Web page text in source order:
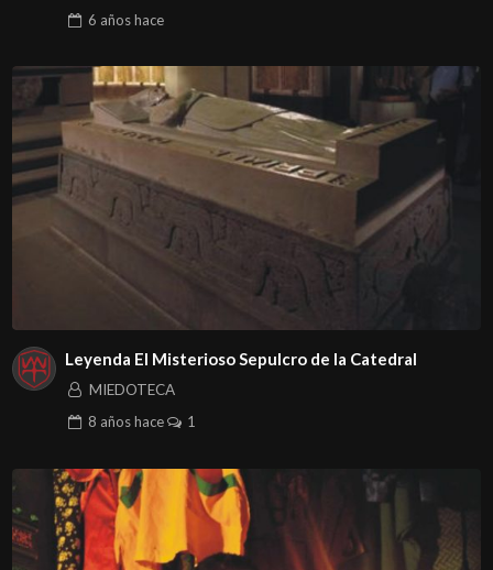
6 añoshace
Leyenda El Misterioso Sepulcro de la Catedral
MIEDOTECA
8 añoshace 1